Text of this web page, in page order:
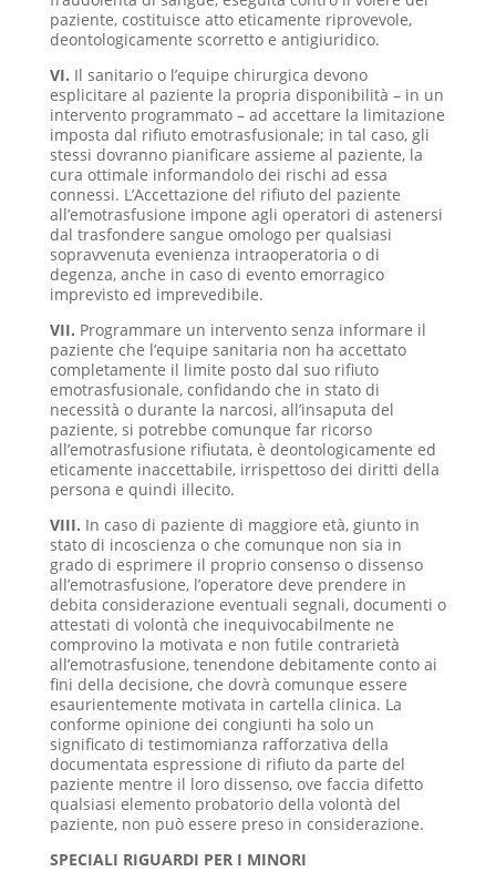
paziente, costituisce atto eticamente riprovevole,
deontologicamente scorretto e antigiuridico.
VI. Il sanitario o l’equipe chirurgica devono
esplicitare al paziente la propria disponibilità – in un
intervento programmato – ad accettare la limitazione
imposta dal rifiuto emotrasfusionale; in tal caso, gli
stessi dovranno pianificare assieme al paziente, la
cura ottimale informandolo dei rischi ad essa
connessi. L’Accettazione del rifiuto del paziente
all’emotrasfusione impone agli operatori di astenersi
dal trasfondere sangue omologo per qualsiasi
sopravvenuta evenienza intraoperatoria o di
degenza, anche in caso di evento emorragico
imprevisto ed imprevedibile.
VII. Programmare un intervento senza informare il
paziente che l’equipe sanitaria non ha accettato
completamente il limite posto dal suo rifiuto
emotrasfusionale, confidando che in stato di
necessità o durante la narcosi, all’insaputa del
paziente, si potrebbe comunque far ricorso
all’emotrasfusione rifiutata, è deontologicamente ed
eticamente inaccettabile, irrispettoso dei diritti della
persona e quindi illecito.
VIII. In caso di paziente di maggiore età, giunto in
stato di incoscienza o che comunque non sia in
grado di esprimere il proprio consenso o dissenso
all’emotrasfusione, l’operatore deve prendere in
debita considerazione eventuali segnali, documenti o
attestati di volontà che inequivocabilmente ne
comprovino la motivata e non futile contrarietà
all’emotrasfusione, tenendone debitamente conto ai
fini della decisione, che dovrà comunque essere
esaurientemente motivata in cartella clinica. La
conforme opinione dei congiunti ha solo un
significato di testimomianza rafforzativa della
documentata espressione di rifiuto da parte del
paziente mentre il loro dissenso, ove faccia difetto
qualsiasi elemento probatorio della volontà del
paziente, non può essere preso in considerazione.
SPECIALI RIGUARDI PER I MINORI